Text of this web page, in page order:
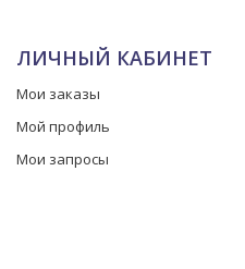
ЛИЧНЫЙ КАБИНЕТ
Мои заказы
Мой профиль
Мои запросы